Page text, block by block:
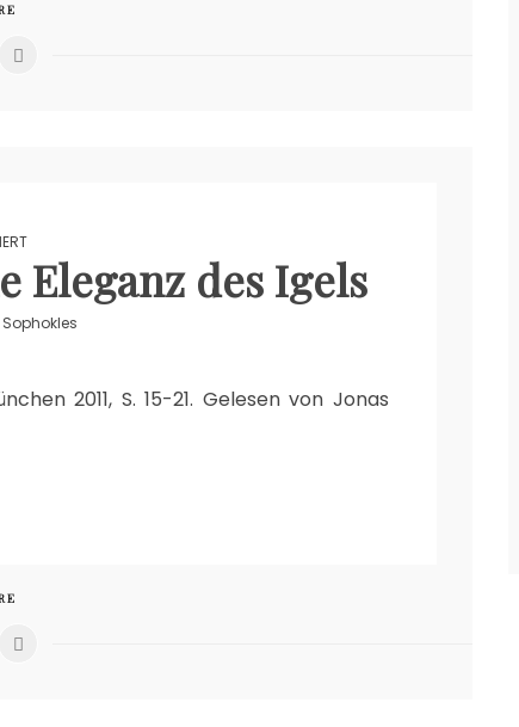
Eleganz des Igels
Sophokles
2011, S. 15-21. Gelesen von Jonas